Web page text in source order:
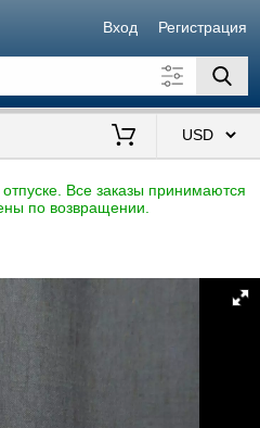
Вход Регистрация
Все заказы принимаются
по возвращении.